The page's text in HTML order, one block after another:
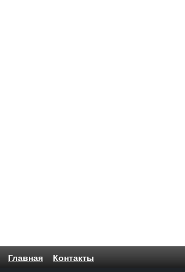
Главная Контакты